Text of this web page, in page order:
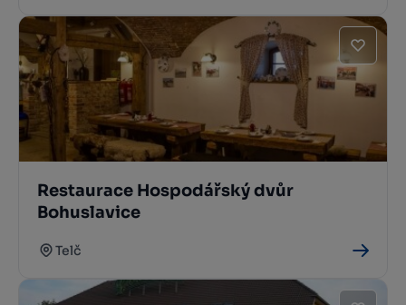
Restaurace Hospodářský dvůr
Bohuslavice
Telč